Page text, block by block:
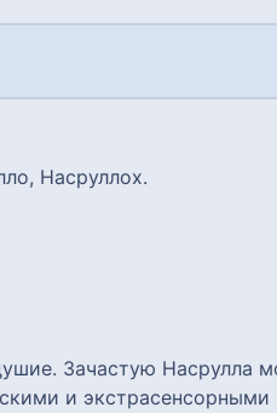
Насруллох.
Зачастую Насрулла
и экстрасенсорными